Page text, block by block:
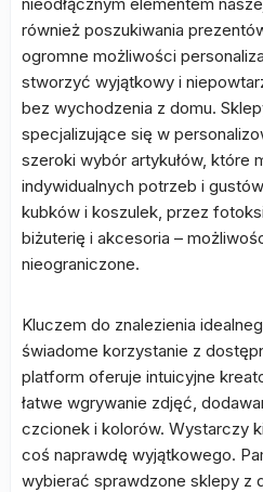
również poszukiwania
ogromne możliwości
stworzyć wyjątkowy i
bez wychodzenia z domu.
specjalizujące się w
szeroki wybór artykułów, które
indywidualnych potrzeb i
kubków i koszulek, przez
biżuterię i akcesoria –
nieograniczone.
Kluczem do znalezienia
świadome korzystanie z
platform oferuje intuicyjne
łatwe wgrywanie zdjęć,
czcionek i kolorów. Wystarczy
coś naprawdę wyjątkowego.
wybierać sprawdzone sklepy z